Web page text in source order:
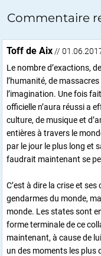
Commentaire
Toff de Aix //
Le nombre d’exactions,
l’humanité, de
l’imagination. Une fois
officielle n’aura réussi a
culture, de musique et
entières à travers le
par le jour le plus long et
faudrait maintenant se
C’est à dire la crise et
gendarmes du monde,
monde. Les states sont
forme terminale de ce
maintenant, à cause de
un des moments les plus